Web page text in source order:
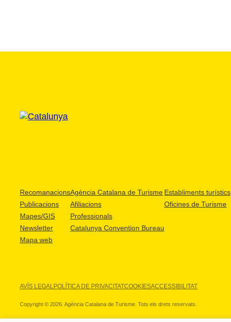
Recomanacions
Publicacions
Mapes/GIS
Newsletter
Mapa web
Agència Catalana de Turisme
Afiliacions
Professionals
Catalunya Convention Bureau
Establiments turístics
Oficines de Turisme
AVÍS LEGALPOLÍTICA DE PRIVACITATCOOKIESACCESSIBILITAT
Copyright © 2026. Agència Catalana de Turisme. Tots els drets reservats.